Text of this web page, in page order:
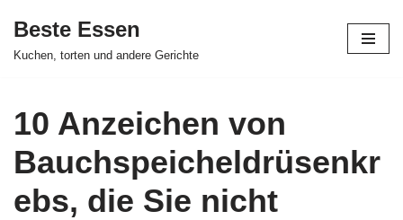
Skip
Beste Essen
Kuchen, torten und andere Gerichte
10 Anzeichen von
Bauchspeicheldrüsenkr
ebs, die Sie nicht